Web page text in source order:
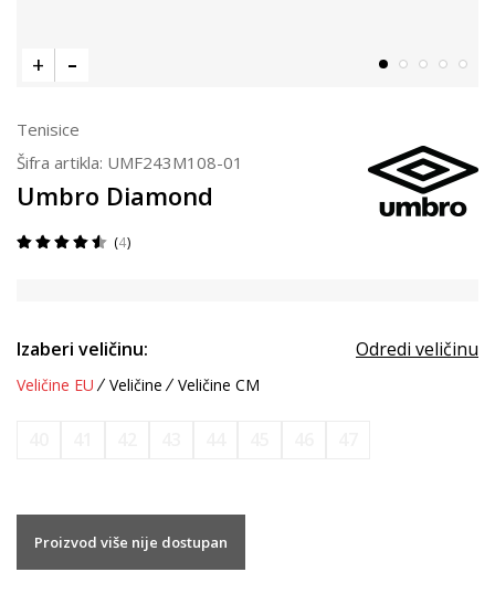
Tenisice
Šifra artikla: UMF243M108-01
Umbro Diamond
4
Izaberi veličinu: Odredi veličinu
Veličine EU Veličine Veličine CM
Proizvod više nije dostupan